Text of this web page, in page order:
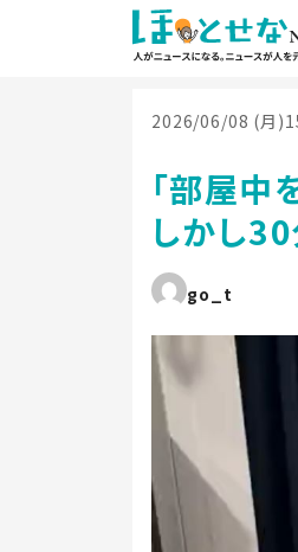
2026/06/08 (月
「部屋中
しかし30
go_t